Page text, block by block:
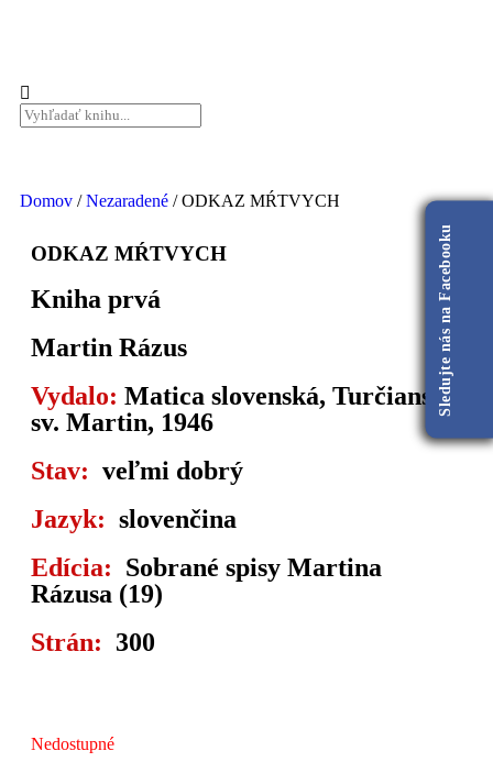
Domov /Nezaradené / ODKAZ MŔTVYCH
ODKAZ MŔTVYCH
Kniha prvá
Martin Rázus
Vydalo: Matica slovenská, Turčiansky
sv. Martin, 1946
Stav: veľmi dobrý
Jazyk: slovenčina
Edícia: Sobrané spisy Martina
Rázusa (19)
Strán: 300
Nedostupné
Sledujte nás na Facebooku